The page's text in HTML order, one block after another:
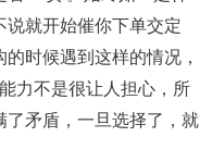
就开始催你下单交定
时候遇到这样的情况，
力不是很让人担心，所
矛盾，一旦选择了，就